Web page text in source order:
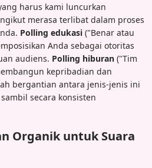
harus kami luncurkan
merasa terlibat dalam proses
Polling edukasi ("Benar atau
Anda sebagai otoritas
audiens. Polling hiburan ("Tim
kepribadian dan
bergantian antara jenis-jenis ini
secara konsisten
Organik untuk Suara